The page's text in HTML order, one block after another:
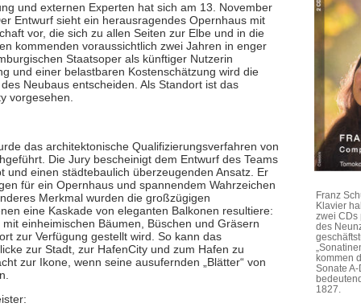
und externen Experten hat sich am 13. November
Entwurf sieht ein herausragendes Opernhaus mit
vor, die sich zu allen Seiten zur Elbe und in die
kommenden voraussichtlich zwei Jahren in enger
Staatsoper als künftiger Nutzerin
und einer belastbaren Kostenschätzung wird die
Neubaus entscheiden. Als Standort ist das
vorgesehen.
das architektonische Qualifizierungsverfahren von
Die Jury bescheinigt dem Entwurf des Teams
einen städtebaulich überzeugenden Ansatz. Er
für ein Opernhaus und spannendem Wahrzeichen
Merkmal wurden die großzügigen
eine Kaskade von eleganten Balkonen resultiere:
einheimischen Bäumen, Büschen und Gräsern
zur Verfügung gestellt wird. So kann das
zur Stadt, zur HafenCity und zum Hafen zu
zur Ikone, wenn seine ausufernden „Blätter“ von
Franz
Klavier
zwei CDs
des
kommen
Sonate
1827.